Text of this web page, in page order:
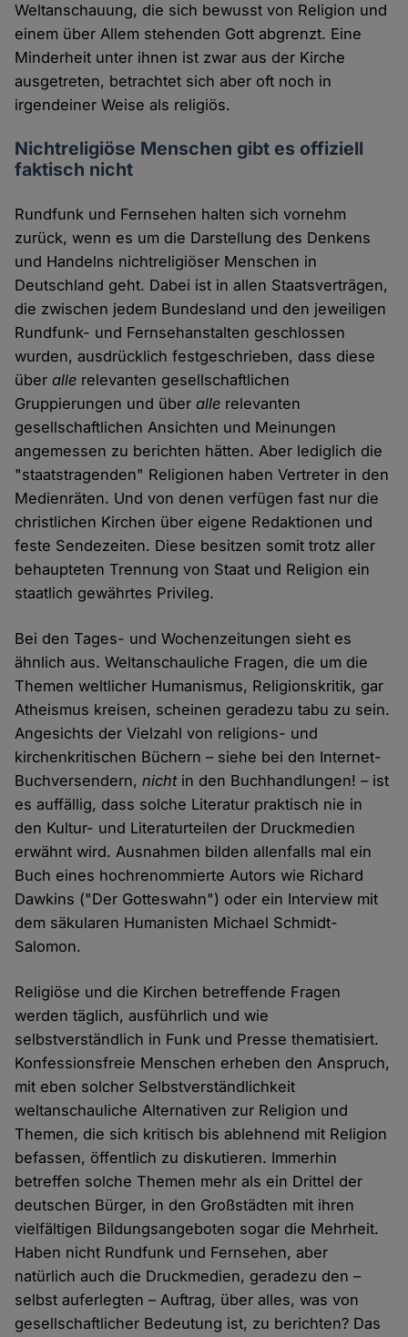
Weltanschauung, die sich bewusst von Religion und
einem über Allem stehenden Gott abgrenzt. Eine
Minderheit unter ihnen ist zwar aus der Kirche
ausgetreten, betrachtet sich aber oft noch in
irgendeiner Weise als religiös.
Nichtreligiöse Menschen gibt es offiziell
faktisch nicht
Rundfunk und Fernsehen halten sich vornehm
zurück, wenn es um die Darstellung des Denkens
und Handelns nichtreligiöser Menschen in
Deutschland geht. Dabei ist in allen Staatsverträgen,
die zwischen jedem Bundesland und den jeweiligen
Rundfunk- und Fernsehanstalten geschlossen
wurden, ausdrücklich festgeschrieben, dass diese
überalle relevanten gesellschaftlichen
Gruppierungen und überalle relevanten
gesellschaftlichen Ansichten und Meinungen
angemessen zu berichten hätten. Aber lediglich die
"staatstragenden" Religionen haben Vertreter in den
Medienräten. Und von denen verfügen fast nur die
christlichen Kirchen über eigene Redaktionen und
feste Sendezeiten. Diese besitzen somit trotz aller
behaupteten Trennung von Staat und Religion ein
staatlich gewährtes Privileg.
Bei den Tages- und Wochenzeitungen sieht es
ähnlich aus. Weltanschauliche Fragen, die um die
Themen weltlicher Humanismus, Religionskritik, gar
Atheismus kreisen, scheinen geradezu tabu zu sein.
Angesichts der Vielzahl von religions- und
kirchenkritischen Büchern – siehe bei den Internet-
Buchversendern,nichtin den Buchhandlungen! – ist
es auffällig, dass solche Literatur praktisch nie in
den Kultur- und Literaturteilen der Druckmedien
erwähnt wird. Ausnahmen bilden allenfalls mal ein
Buch eines hochrenommierte Autors wie Richard
Dawkins ("Der Gotteswahn") oder ein Interview mit
dem säkularen Humanisten Michael Schmidt-
Salomon.
Religiöse und die Kirchen betreffende Fragen
werden täglich, ausführlich und wie
selbstverständlich in Funk und Presse thematisiert.
Konfessionsfreie Menschen erheben den Anspruch,
mit eben solcher Selbstverständlichkeit
weltanschauliche Alternativen zur Religion und
Themen, die sich kritisch bis ablehnend mit Religion
befassen, öffentlich zu diskutieren. Immerhin
betreffen solche Themen mehr als ein Drittel der
deutschen Bürger, in den Großstädten mit ihren
vielfältigen Bildungsangeboten sogar die Mehrheit.
Haben nicht Rundfunk und Fernsehen, aber
natürlich auch die Druckmedien, geradezu den –
selbst auferlegten – Auftrag, über alles, was von
gesellschaftlicher Bedeutung ist, zu berichten? Das